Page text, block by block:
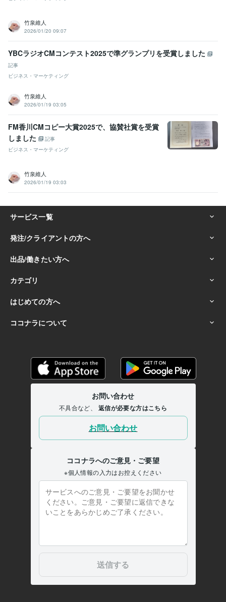
竹泉維人
2026/01/20 09:07
YBCラジオCMコンテスト2025で準グランプリを受賞しました
記事
ビジネス・マーケティング
竹泉維人
2026/01/19 03:05
FM香川CMコピー大賞2025で、協賛社賞を受賞
しました
記事
ビジネス・マーケティング
竹泉維人
2026/01/19 03:03